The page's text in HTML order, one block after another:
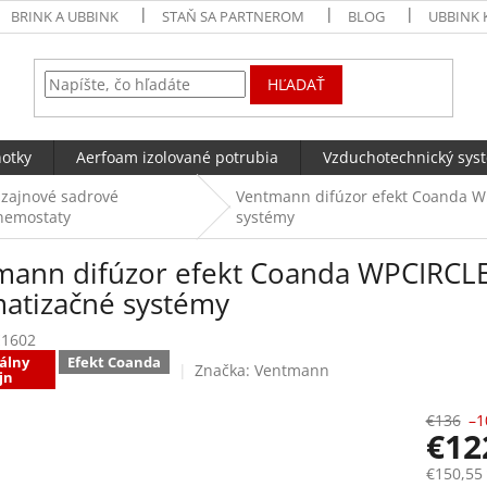
BRINK A UBBINK STAŇ SA PARTNEROM BLOG UBBINK
HĽADAŤ
Aerfoam izolované potrubia Vzduchotechnický
sadrové
Ventmann difúzor efekt Coanda
systémy
difúzor efekt Coanda
systémy
Efekt Coanda Značka:Ventmann
€136
€150,55